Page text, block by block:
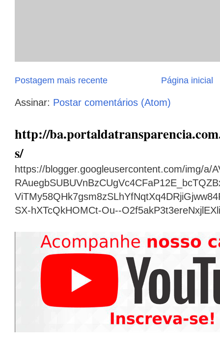
Postagem mais recente Página inicial
Assinar: Postar comentários (Atom)
http://
s/
https://blogger.googleusercontent.com/img/a/
SX-hXTcQkHOMCt-Ou--